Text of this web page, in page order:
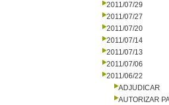
2011/07/29
2011/07/27
2011/07/20
2011/07/14
2011/07/13
2011/07/06
2011/06/22
ADJUDICAR
AUTORIZAR